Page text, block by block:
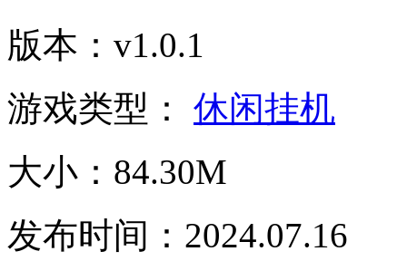
版本：v1.0.1
游戏类型： 休闲挂机
大小：84.30M
发布时间：2024.07.16